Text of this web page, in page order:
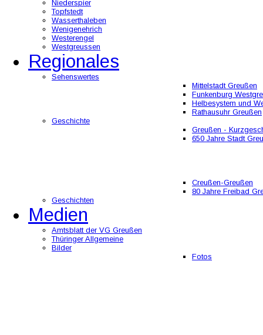
Niederspier
Topfstedt
Wasserthaleben
Wenigenehrich
Westerengel
Westgreussen
Regionales
Sehenswertes
Mittelstadt Greußen
Funkenburg
Helbesystem und
Rathausuhr Greußen
Geschichte
Greußen -
650 Jahre Stadt
Creußen-Greußen
80 Jahre Freibad
Geschichten
Medien
Amtsblatt der VG Greußen
Thüringer Allgemeine
Bilder
Fotos